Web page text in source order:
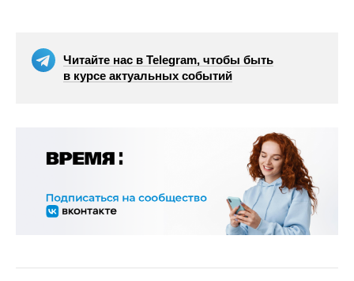
Читайте нас в Telegram, чтобы быть
в курсе актуальных событий